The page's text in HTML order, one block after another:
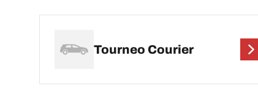
Tourneo Courier